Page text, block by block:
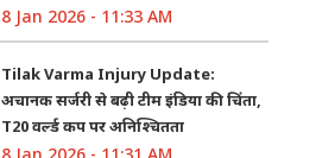
8 Jan 2026 - 11:33 AM
Tilak Varma Injury Update:
अचानक सर्जरी से बढ़ी टीम इंडिया की चिंता,
T20 वर्ल्ड कप पर अनिश्चितता
8 Jan 2026 - 11:31 AM